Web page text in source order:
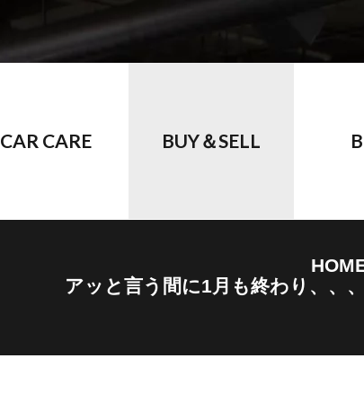
CAR CARE BUY＆SELL
アッと言う間に1月も終わり、、